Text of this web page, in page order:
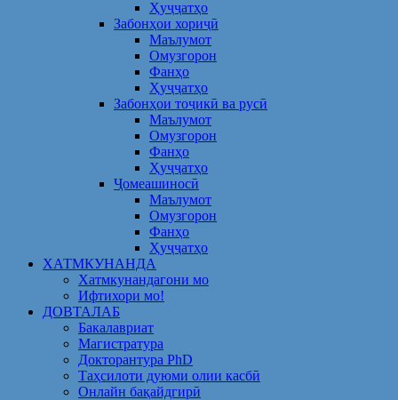
Ҳуҷҷатҳо
Забонҳои хориҷӣ
Маълумот
Омузгорон
Фанҳо
Ҳуҷҷатҳо
Забонҳои тоҷикӣ ва русӣ
Маълумот
Омузгорон
Фанҳо
Ҳуҷҷатҳо
Ҷомеашиносӣ
Маълумот
Омузгорон
Фанҳо
Ҳуҷҷатҳо
ХАТМКУНАНДА
Хатмкунандагони мо
Ифтихори мо!
ДОВТАЛАБ
Бакалавриат
Магистратура
Докторантура PhD
Таҳсилоти дуюми олии касбӣ
Онлайн бақайдгирӣ